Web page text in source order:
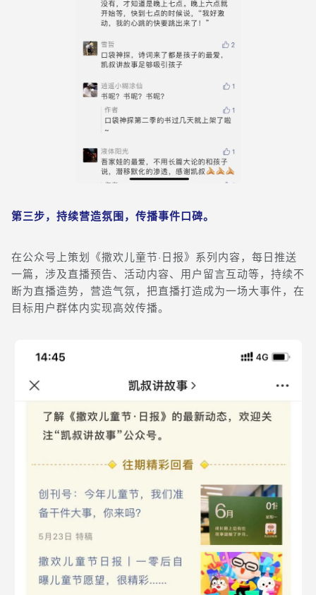
第三步，持续营造氛围，传播事件口碑。
在公众号上策划《撒欢儿童节·日报》系列内容，每日推送
一篇，涉及直播预告、活动内容、用户留言互动等，持续不
断为直播造势，营造气氛，把直播打造成为一场大事件，在
目标用户群体内实现高效传播。